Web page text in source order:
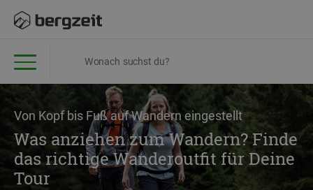
Von Kopf bis Fuß auf Wandern eingestellt
Was anziehen zum Wandern? Finde
das richtige Wanderoutfit für Deine
Tour